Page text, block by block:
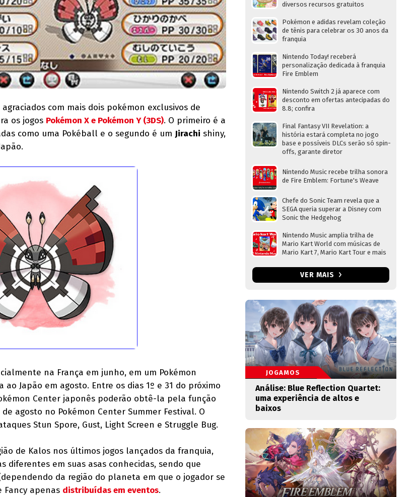
agraciados com mais dois pokémon exclusivos de
os jogos Pokémon X e Pokémon Y (3DS). O primeiro é a
como uma Pokéball e o segundo é um Jirachi shiny,
na França em junho, em um Pokémon
Japão em agosto. Entre os dias 1º e 31 do próximo
Center japonês poderão obtê-la pela função
agosto no Pokémon Center Summer Festival. O
Stun Spore, Gust, Light Screen e Struggle Bug.
de Kalos nos últimos jogos lançados da franquia,
diferentes em suas asas conhecidas, sendo que
da região do planeta em que o jogador se
apenas distribuídas em eventos.
diversos recursos gratuitos
Pokémon e adidas revelam coleção
de tênis para celebrar os 30 anos da
franquia
Nintendo Today! receberá
personalização dedicada à franquia
Fire Emblem
Nintendo Switch 2 já aparece com
desconto em ofertas antecipadas do
8.8; confira
Final Fantasy VII Revelation: a
história estará completa no jogo
base e possíveis DLCs serão só spin-
offs, garante diretor
Nintendo Music recebe trilha sonora
de Fire Emblem: Fortune's Weave
Chefe do Sonic Team revela que a
SEGA queria superar a Disney com
Sonic the Hedgehog
Nintendo Music amplia trilha de
Mario Kart World com músicas de
Mario Kart 7, Mario Kart Tour e mais
VER MAIS
JOGAMOS
Análise: Blue Reflection Quartet:
uma experiência de altos e
baixos